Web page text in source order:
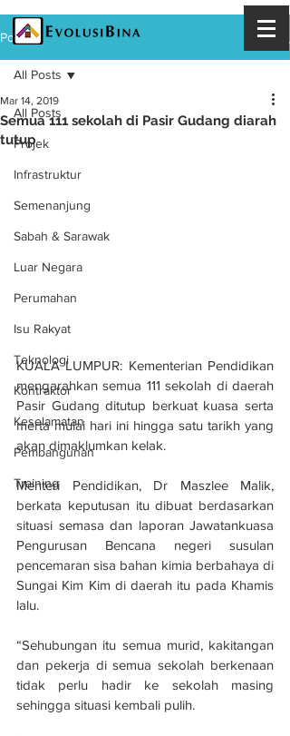
Post
All Posts
Projek
Infrastruktur
Semenanjung
Sabah & Sarawak
Luar Negara
Perumahan
Isu Rakyat
Teknologi
Kontraktor
Keselamatan
Pembangunan
Training
All Posts
Semua 111 sekolah di Pasir Gudang diarah
tutup
Mar 14, 2019
KUALA LUMPUR: Kementerian Pendidikan
mengarahkan semua 111 sekolah di daerah
Pasir Gudang ditutup berkuat kuasa serta
merta mulai hari ini hingga satu tarikh yang
akan dimaklumkan kelak.
Menteri Pendidikan, Dr Maszlee Malik,
berkata keputusan itu dibuat berdasarkan
situasi semasa dan laporan Jawatankuasa
Pengurusan Bencana negeri susulan
pencemaran sisa bahan kimia berbahaya di
Sungai Kim Kim di daerah itu pada Khamis
lalu.
“Sehubungan itu semua murid, kakitangan
dan pekerja di semua sekolah berkenaan
tidak perlu hadir ke sekolah masing
sehingga situasi kembali pulih.